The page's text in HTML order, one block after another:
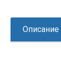
Описание